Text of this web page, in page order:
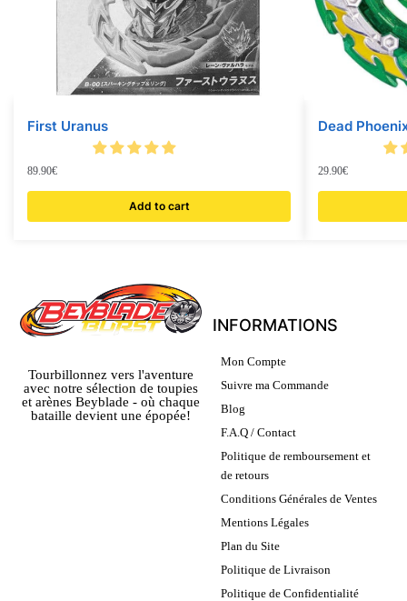
First Uranus
89.90€
Add to cart
Dead
29.90€
Tourbillonnez vers l'aventure
avec notre sélection de toupies
et arènes Beyblade - où chaque
bataille devient une épopée!
INFORMATIONS
Mon Compte
Suivre ma Commande
Blog
F.A.Q / Contact
Politique de remboursement et
de retours
Conditions Générales de Ventes
Mentions Légales
Plan du Site
Politique de Livraison
Politique de Confidentialité